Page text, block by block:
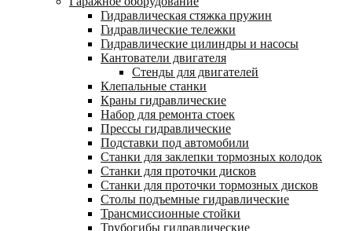
Гидравлическая стяжка пружин
Гидравлические тележки
Гидравлические цилиндры и насосы
Кантователи двигателя
Стенды для двигателей
Клепальные станки
Краны гидравлические
Набор для ремонта стоек
Прессы гидравлические
Подставки под автомобили
Станки для заклепки тормозных колодок
Станки для проточки дисков
Станки для проточки тормозных дисков
Столы подъемные гидравлические
Трансмиссионные стойки
Трубогибы гидравлические